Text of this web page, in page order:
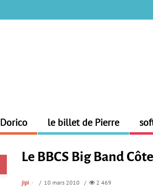
Dorico le billet de Pierre
Le BBCS Big Band
jipi / 10 mars 2010 / 2 469